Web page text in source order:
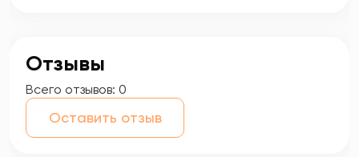
Отзывы
Всего отзывов: 0
Оставить отзыв